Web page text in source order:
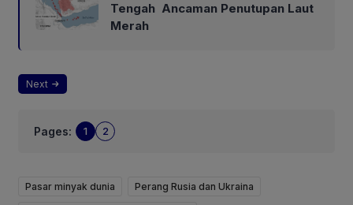
Tengah Ancaman Penutupan Laut
Merah
Next
Pages: 1 2
Pasar minyak dunia Perang Rusia dan Ukraina